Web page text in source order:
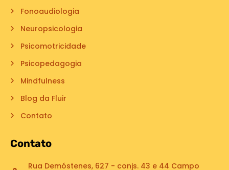
Fonoaudiologia
Neuropsicologia
Psicomotricidade
Psicopedagogia
Mindfulness
Blog da Fluir
Contato
Contato
Rua Demóstenes, 627 - conjs. 43 e 44 Campo